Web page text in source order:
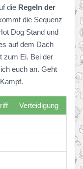
die Regeln der
die Sequenz
Dog Stand und
auf dem Dach
zum Ei. Bei der
euch an. Geht
Verteidigung